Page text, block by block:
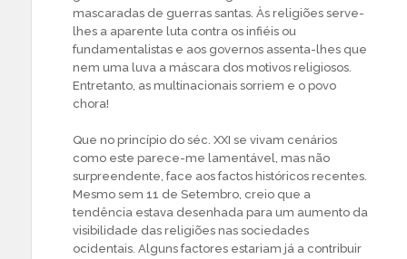
mascaradas de guerras santas. Às religiões serve-
lhes a aparente luta contra os infiéis ou
fundamentalistas e aos governos assenta-lhes que
nem uma luva a máscara dos motivos religiosos.
Entretanto, as multinacionais sorriem e o povo
chora!
Que no princípio do séc. XXI se vivam cenários
como este parece-me lamentável, mas não
surpreendente, face aos factos históricos recentes.
Mesmo sem 11 de Setembro, creio que a
tendência estava desenhada para um aumento da
visibilidade das religiões nas sociedades
ocidentais. Alguns factores estariam já a contribuir